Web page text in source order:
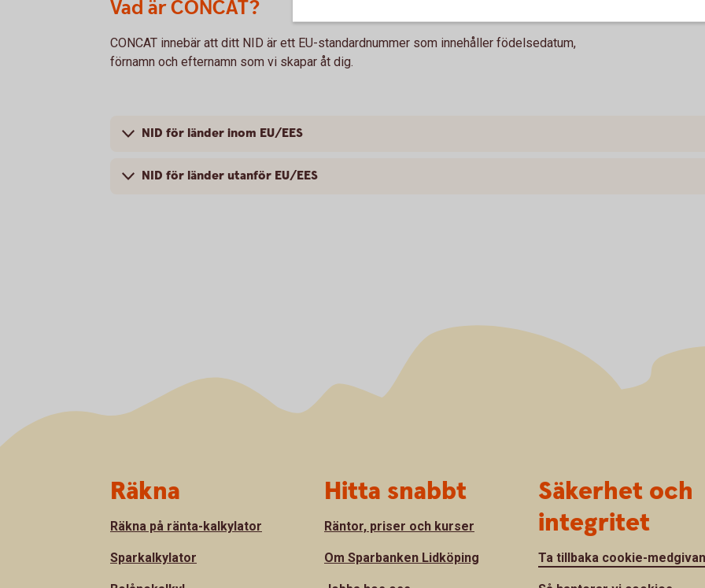
Vad är CONCAT?
CONCAT innebär att ditt NID är ett EU-standardnummer som innehåller födelsedatum,
förnamn och efternamn som vi skapar åt dig.
NID för länder inom EU/EES
NID för länder utanför EU/EES
Räkna
Räkna på ränta-kalkylator
Sparkalkylator
Hitta snabbt
Räntor, priser och kurser
Om Sparbanken Lidköping
Säkerhet och
integritet
Ta tillbaka cookie-